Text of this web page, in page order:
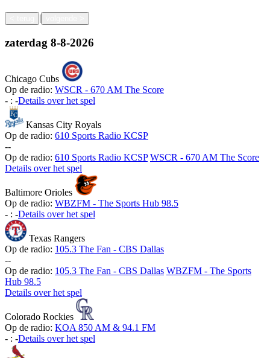
|
zaterdag 8-8-2026
Chicago Cubs
Op de radio: WSCR - 670 AM The Score
- : -Details over het spel
Kansas City Royals
Op de radio: 610 Sports Radio KCSP
--
Op de radio: 610 Sports Radio KCSP WSCR - 670 AM The Score
Details over het spel
Baltimore Orioles
Op de radio: WBZFM - The Sports Hub 98.5
- : -Details over het spel
Texas Rangers
Op de radio: 105.3 The Fan - CBS Dallas
--
Op de radio: 105.3 The Fan - CBS Dallas WBZFM - The Sports
Hub 98.5
Details over het spel
Colorado Rockies
Op de radio: KOA 850 AM & 94.1 FM
- : -Details over het spel